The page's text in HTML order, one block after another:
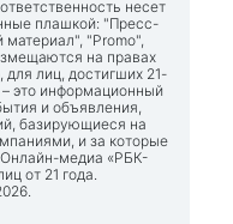
несет
плашкой: "Пресс-
материал", "Promo",
на правах
лиц, достигших 21-
это информационный
и объявления,
базирующиеся на
и за которые
Онлайн-медиа «РБК-
от 21 года.